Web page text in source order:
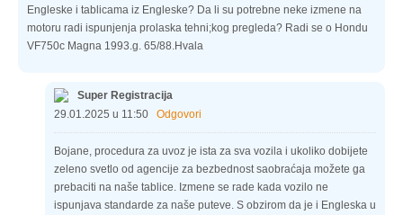
Engleske i tablicama iz Engleske? Da li su potrebne neke izmene na
motoru radi ispunjenja prolaska tehni;kog pregleda? Radi se o Hondu
VF750c Magna 1993.g. 65/88.Hvala
Super Registracija
29.01.2025 u 11:50 Odgovori
Bojane, procedura za uvoz je ista za sva vozila i ukoliko dobijete
zeleno svetlo od agencije za bezbednost saobraćaja možete ga
prebaciti na naše tablice. Izmene se rade kada vozilo ne
ispunjava standarde za naše puteve. S obzirom da je i Engleska u